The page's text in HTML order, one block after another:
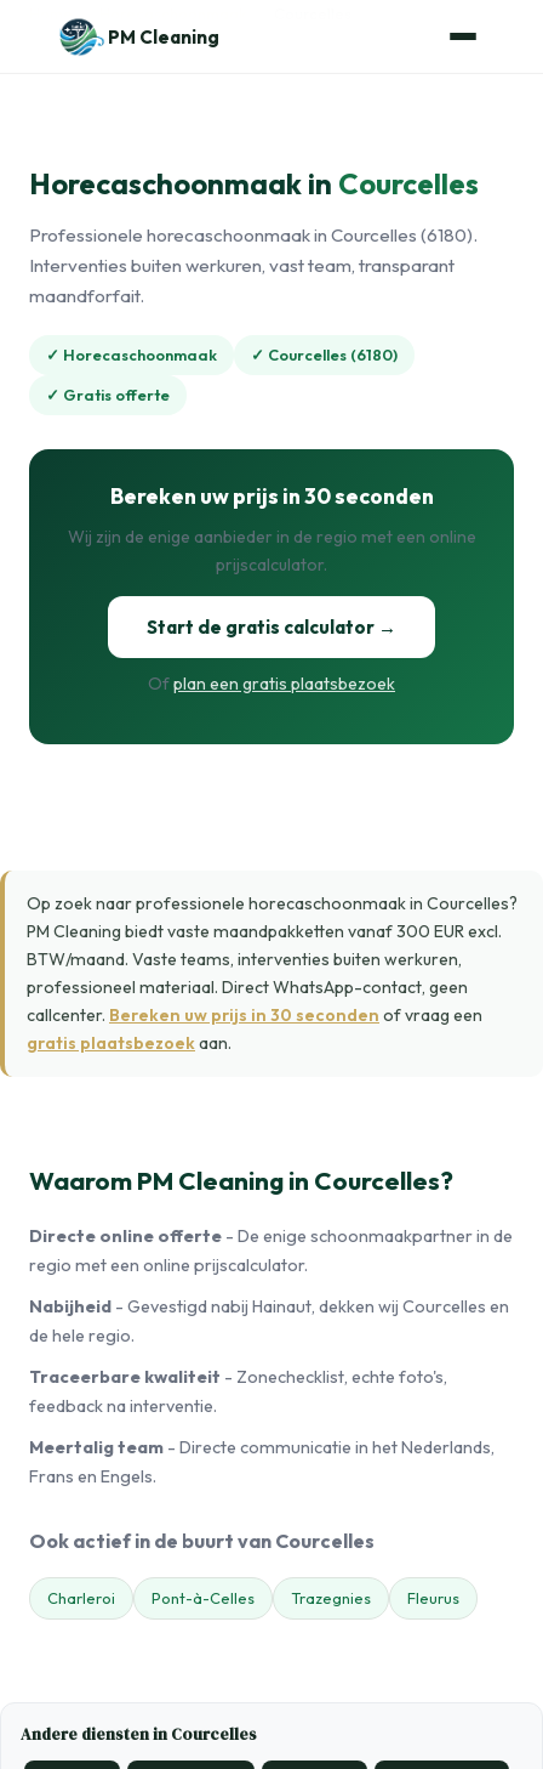
Naar de inhoud
PM Cleaning
Horecaschoonmaak in Courcelles
Professionele horecaschoonmaak in Courcelles (6180).
Interventies buiten werkuren, vast team, transparant
maandforfait.
✓ Horecaschoonmaak ✓ Courcelles (6180)
✓ Gratis offerte
Bereken uw prijs in 30 seconden
Wij zijn de enige aanbieder in de regio met een online
prijscalculator.
Start de gratis calculator →
Ofplan een gratis plaatsbezoek
Op zoek naar professionele horecaschoonmaak in Courcelles?
PM Cleaning biedt vaste maandpakketten vanaf 300 EUR excl.
BTW/maand. Vaste teams, interventies buiten werkuren,
professioneel materiaal. Direct WhatsApp-contact, geen
callcenter. Bereken uw prijs in 30 seconden of vraag een
gratis plaatsbezoekaan.
Waarom PM Cleaning in Courcelles?
Directe online offerte - De enige schoonmaakpartner in de
regio met een online prijscalculator.
Nabijheid - Gevestigd nabij Hainaut, dekken wij Courcelles en
de hele regio.
Traceerbare kwaliteit - Zonechecklist, echte foto's,
feedback na interventie.
Meertalig team - Directe communicatie in het Nederlands,
Frans en Engels.
Ook actief in de buurt van Courcelles
Charleroi Pont-à-Celles Trazegnies Fleurus
Andere diensten in Courcelles